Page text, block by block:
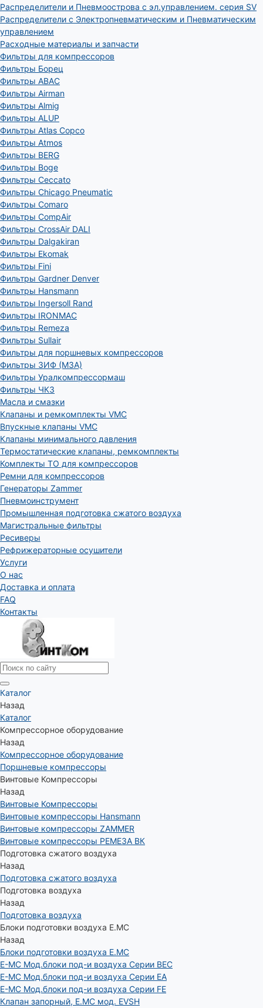
Распределители и Пневмоострова с эл.управлением. серия SV
Распределители с Электропневматическим и Пневматическим
управлением
Расходные материалы и запчасти
Фильтры для компрессоров
Фильтры Борец
Фильтры ABAC
Фильтры Airman
Фильтры Almig
Фильтры ALUP
Фильтры Atlas Copco
Фильтры Atmos
Фильтры BERG
Фильтры Boge
Фильтры Ceccato
Фильтры Chicago Pneumatic
Фильтры Comaro
Фильтры CompAir
Фильтры CrossAir DALI
Фильтры Dalgakiran
Фильтры Ekomak
Фильтры Fini
Фильтры Gardner Denver
Фильтры Hansmann
Фильтры Ingersoll Rand
Фильтры IRONMAC
Фильтры Remeza
Фильтры Sullair
Фильтры для поршневых компрессоров
Фильтры ЗИФ (МЗА)
Фильтры Уралкомпрессормаш
Фильтры ЧКЗ
Масла и смазки
Клапаны и ремкомплекты VMC
Впускные клапаны VMC
Клапаны минимального давления
Термостатические клапаны, ремкомплекты
Комплекты ТО для компрессоров
Ремни для компрессоров
Генераторы Zammer
Пневмоинструмент
Промышленная подготовка сжатого воздуха
Магистральные фильтры
Ресиверы
Рефрижераторные осушители
Услуги
О нас
Доставка и оплата
FAQ
Контакты
Каталог
Назад
Каталог
Компрессорное оборудование
Назад
Компрессорное оборудование
Поршневые компрессоры
Винтовые Компрессоры
Назад
Винтовые Компрессоры
Винтовые компрессоры Hansmann
Винтовые компрессоры ZAMMER
Винтовые компрессоры РЕМЕЗА ВК
Подготовка сжатого воздуха
Назад
Подготовка сжатого воздуха
Подготовка воздуха
Назад
Подготовка воздуха
Блоки подготовки воздуха E.MC
Назад
Блоки подготовки воздуха E.MC
E-MC Мод.блоки под-и воздуха Серии BEC
E-MC Мод.блоки под-и воздуха Серии EA
E-MC Мод.блоки под-и воздуха Серии FE
Клапан запорный, E.MC мод. EVSH